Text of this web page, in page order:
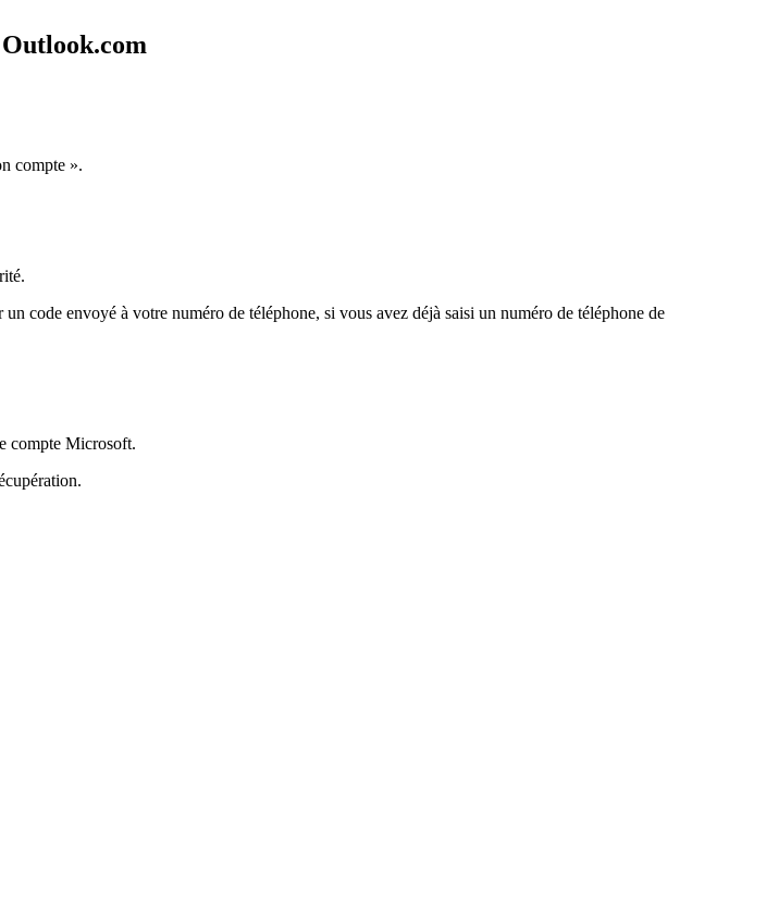
compte ».
code envoyé à votre numéro de téléphone, si vous avez déjà saisi un numéro de téléphone de
compte Microsoft.